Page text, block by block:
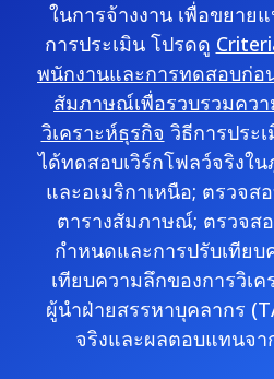
ในการจ้างงาน เพื่อขยาย
การประเมิน โปรดดู
พนักงานและการทดสอบก่อ
สัมภาษณ์เพื่อรวบรวมคว
วิเคราะห์ธุรกิจ วิธีการประเ
ได้ทดสอบเวิร์กโฟลว์จริงใน
และอเมริกาเหนือ; ตรวจ
ตารางสัมภาษณ์; ตรวจส
กำหนดและการปรับเทียบ
เทียบความลึกของการวิเ
ผู้นำฝ่ายสรรหาบุคลากร
จริงและผลตอบแทนจา